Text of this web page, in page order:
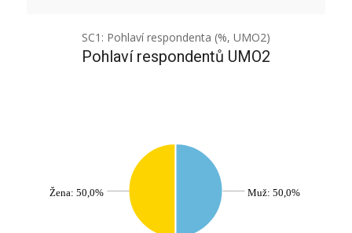
SC1: Pohlaví respondenta (%, UMO2)
Pohlaví respondentů UMO2
Muž: 50,0%
Žena: 50,0%